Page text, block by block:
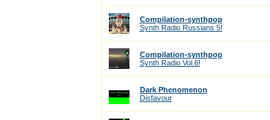
Compilation-synthpop
Synth Radio Russians 5!
Compilation-synthpop
Synth Radio Vol.6!
Dark Phenomenon
Disfavour